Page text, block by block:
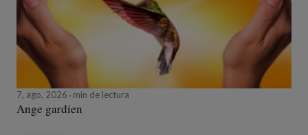
7, ago, 2026 min de lectura
Ange gardien